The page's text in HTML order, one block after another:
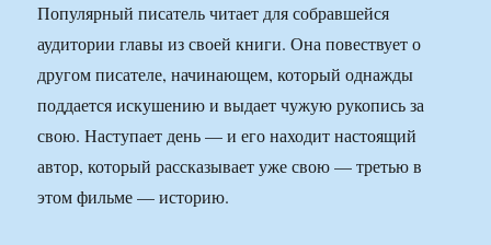
Популярный писатель читает для собравшейся
аудитории главы из своей книги. Она повествует о
другом писателе, начинающем, который однажды
поддается искушению и выдает чужую рукопись за
свою. Наступает день — и его находит настоящий
автор, который рассказывает уже свою — третью в
этом фильме — историю.